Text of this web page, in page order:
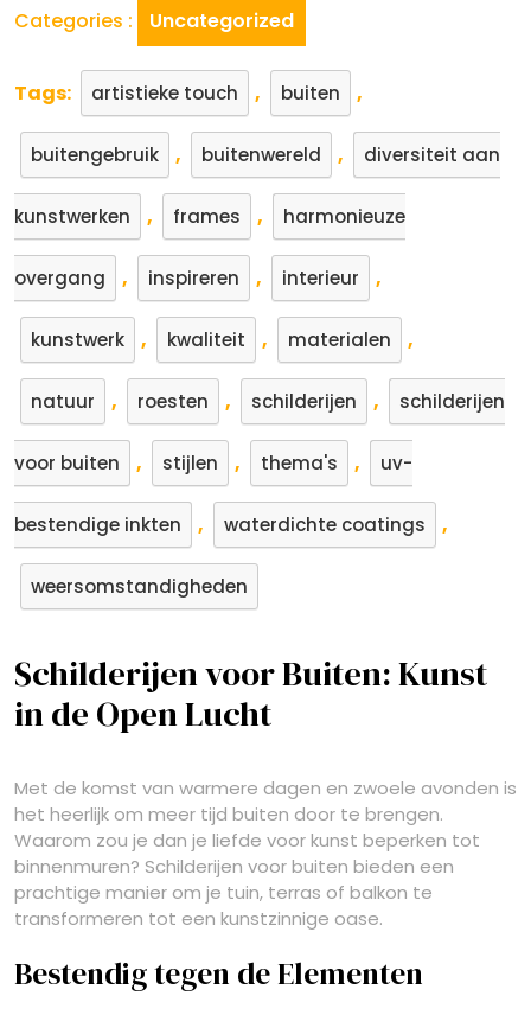
Categories : Uncategorized
Tags: artistieke touch , buiten ,
buitengebruik , buitenwereld , diversiteit aan
kunstwerken , frames , harmonieuze
overgang , inspireren , interieur ,
kunstwerk , kwaliteit , materialen ,
natuur , roesten , schilderijen , schilderijen
voor buiten , stijlen , thema's , uv-
bestendige inkten , waterdichte coatings ,
weersomstandigheden
Schilderijen voor Buiten: Kunst
in de Open Lucht
Met de komst van warmere dagen en zwoele avonden is
het heerlijk om meer tijd buiten door te brengen.
Waarom zou je dan je liefde voor kunst beperken tot
binnenmuren? Schilderijen voor buiten bieden een
prachtige manier om je tuin, terras of balkon te
transformeren tot een kunstzinnige oase.
Bestendig tegen de Elementen